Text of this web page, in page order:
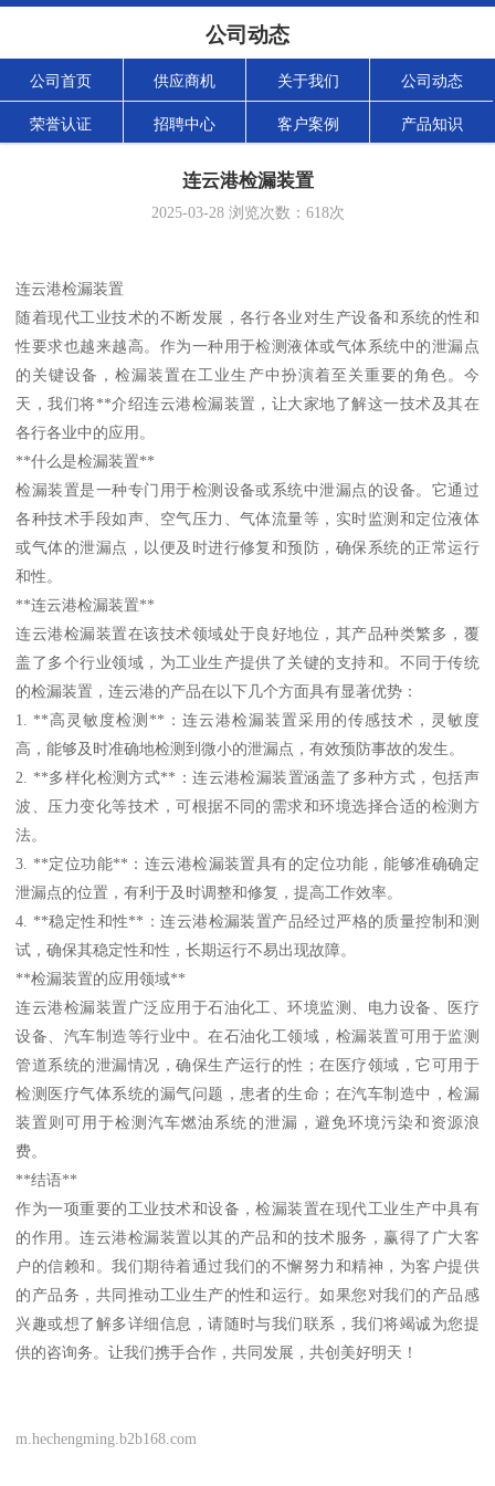
公司动态
公司首页 供应商机 关于我们 公司动态
荣誉认证 招聘中心 客户案例 产品知识
连云港检漏装置
2025-03-28浏览次数： 618次
连云港检漏装置
随着现代工业技术的不断发展，各行各业对生产设备和系统的性和
性要求也越来越高。作为一种用于检测液体或气体系统中的泄漏点
的关键设备，检漏装置在工业生产中扮演着至关重要的角色。今
天，我们将**介绍连云港检漏装置，让大家地了解这一技术及其在
各行各业中的应用。
**什么是检漏装置**
检漏装置是一种专门用于检测设备或系统中泄漏点的设备。它通过
各种技术手段如声、空气压力、气体流量等，实时监测和定位液体
或气体的泄漏点，以便及时进行修复和预防，确保系统的正常运行
和性。
**连云港检漏装置**
连云港检漏装置在该技术领域处于良好地位，其产品种类繁多，覆
盖了多个行业领域，为工业生产提供了关键的支持和。不同于传统
的检漏装置，连云港的产品在以下几个方面具有显著优势：
1. **高灵敏度检测**：连云港检漏装置采用的传感技术，灵敏度
高，能够及时准确地检测到微小的泄漏点，有效预防事故的发生。
2. **多样化检测方式**：连云港检漏装置涵盖了多种方式，包括声
波、压力变化等技术，可根据不同的需求和环境选择合适的检测方
法。
3. **定位功能**：连云港检漏装置具有的定位功能，能够准确确定
泄漏点的位置，有利于及时调整和修复，提高工作效率。
4. **稳定性和性**：连云港检漏装置产品经过严格的质量控制和测
试，确保其稳定性和性，长期运行不易出现故障。
**检漏装置的应用领域**
连云港检漏装置广泛应用于石油化工、环境监测、电力设备、医疗
设备、汽车制造等行业中。在石油化工领域，检漏装置可用于监测
管道系统的泄漏情况，确保生产运行的性；在医疗领域，它可用于
检测医疗气体系统的漏气问题，患者的生命；在汽车制造中，检漏
装置则可用于检测汽车燃油系统的泄漏，避免环境污染和资源浪
费。
**结语**
作为一项重要的工业技术和设备，检漏装置在现代工业生产中具有
的作用。连云港检漏装置以其的产品和的技术服务，赢得了广大客
户的信赖和。我们期待着通过我们的不懈努力和精神，为客户提供
的产品务，共同推动工业生产的性和运行。如果您对我们的产品感
兴趣或想了解多详细信息，请随时与我们联系，我们将竭诚为您提
供的咨询务。让我们携手合作，共同发展，共创美好明天！
m.hechengming.b2b168.com